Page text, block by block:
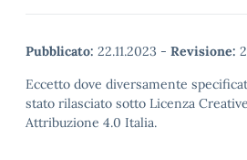
Pubblicato: 22.11.2023 - Revisione:
Eccetto dove diversamente
stato rilasciato sotto Licenza
Attribuzione 4.0 Italia.